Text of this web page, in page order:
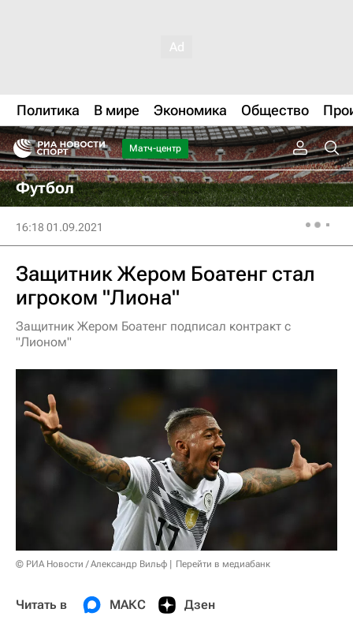
Политика В мире Экономика Общество
Матч-центр
Футбол
16:18 01.09.2021
Защитник Жером Боатенг стал
игроком "Лиона"
Защитник Жером Боатенг подписал контракт с
"Лионом"
© РИА Новости / Александр Вильф Перейти в медиабанк
Читать в МАКС Дзен